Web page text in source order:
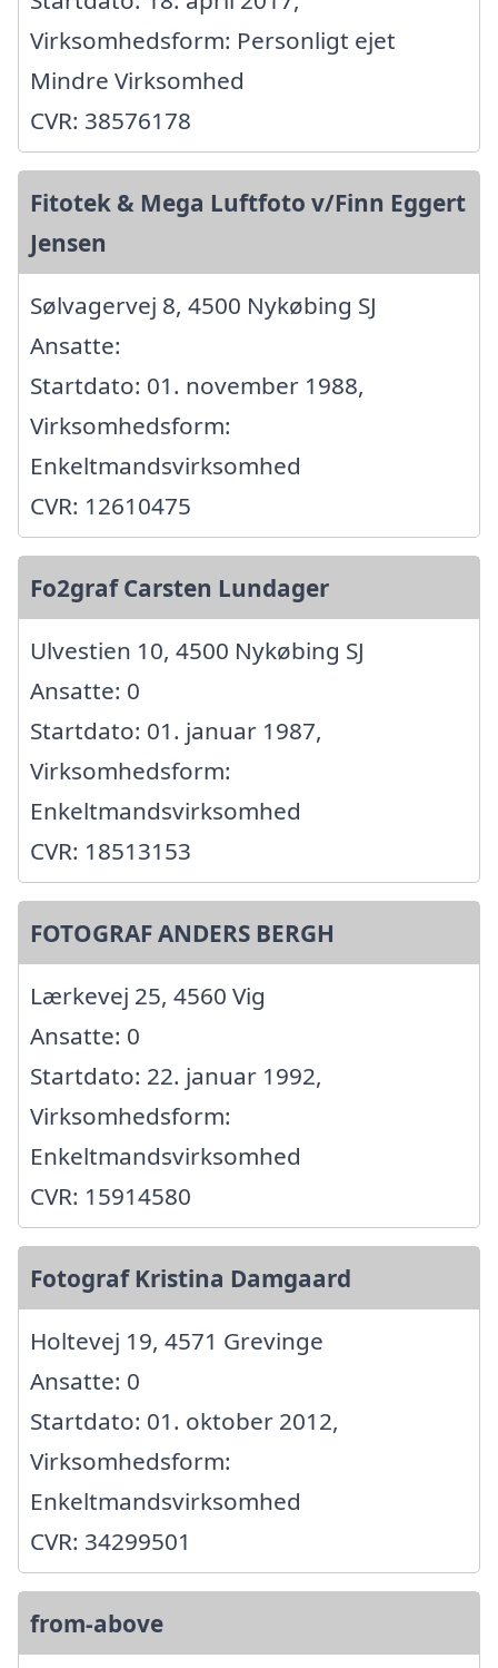
Virksomhedsform: Personligt ejet
Mindre Virksomhed
CVR: 38576178
Fitotek & Mega Luftfoto v/Finn Eggert
Jensen
Sølvagervej 8, 4500 Nykøbing SJ
Ansatte:
Startdato: 01. november 1988,
Virksomhedsform:
Enkeltmandsvirksomhed
CVR: 12610475
Fo2graf Carsten Lundager
Ulvestien 10, 4500 Nykøbing SJ
Ansatte: 0
Startdato: 01. januar 1987,
Virksomhedsform:
Enkeltmandsvirksomhed
CVR: 18513153
FOTOGRAF ANDERS BERGH
Lærkevej 25, 4560 Vig
Ansatte: 0
Startdato: 22. januar 1992,
Virksomhedsform:
Enkeltmandsvirksomhed
CVR: 15914580
Fotograf Kristina Damgaard
Holtevej 19, 4571 Grevinge
Ansatte: 0
Startdato: 01. oktober 2012,
Virksomhedsform:
Enkeltmandsvirksomhed
CVR: 34299501
from-above